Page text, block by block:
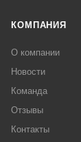
КОМПАНИЯ
О компании
Новости
Команда
Отзывы
Контакты